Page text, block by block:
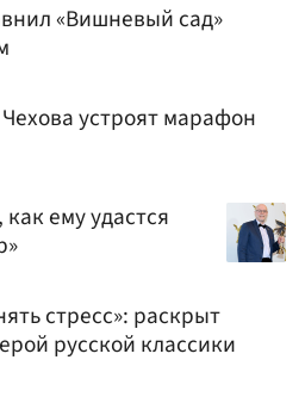
«Вишневый сад»
устроят марафон
ему удастся
стресс»: раскрыт
русской классики